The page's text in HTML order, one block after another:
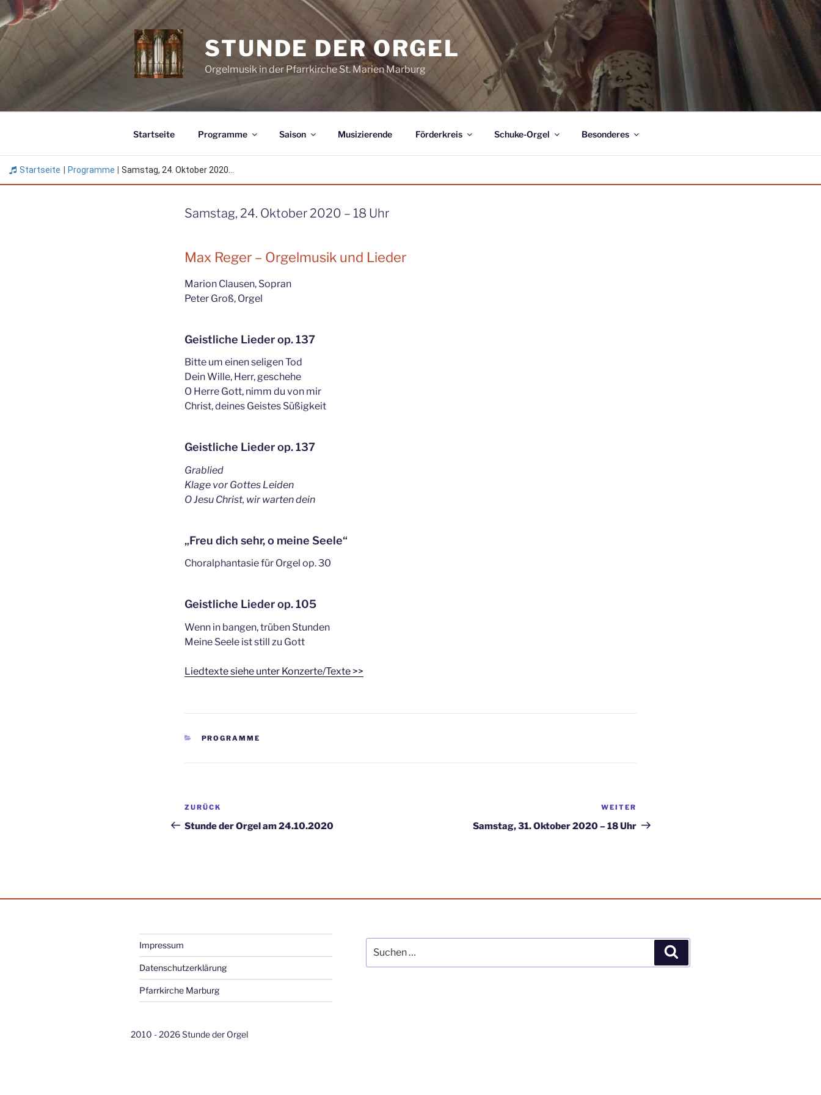
Zum
Inhalt
springen
STUNDE DER ORGEL
Orgelmusik in der Pfarrkirche St. Marien Marburg
Startseite Programme Saison Musizierende Förderkreis Schuke-Orgel Besonderes
Startseite Programme Samstag, 24. Oktober 2020...
Samstag, 24. Oktober 2020 – 18 Uhr
Max Reger – Orgelmusik und Lieder
Marion Clausen, Sopran
Peter Groß, Orgel
Geistliche Lieder op. 137
Bitte um einen seligen Tod
Dein Wille, Herr, geschehe
O Herre Gott, nimm du von mir
Christ, deines Geistes Süßigkeit
Geistliche Lieder op. 137
Grablied
Klage vor Gottes Leiden
O Jesu Christ, wir warten dein
„Freu dich sehr, o meine Seele“
Choralphantasie für Orgel op. 30
Geistliche Lieder op. 105
Wenn in bangen, trüben Stunden
Meine Seele ist still zu Gott
Liedtexte siehe unter Konzerte/Texte >>
KATEGORIEN
PROGRAMME
Beitragsnavigation
Vorheriger
Beitrag
ZURÜCK
Stunde der Orgel am 24.10.2020
Beitrag
WEITER
Samstag, 31. Oktober 2020 – 18 Uhr
Impressum
Datenschutzerklärung
Pfarrkirche Marburg
2010 - 2026 Stunde der Orgel
nach: